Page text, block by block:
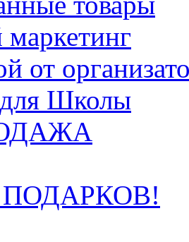
маркетинг
от
Школы